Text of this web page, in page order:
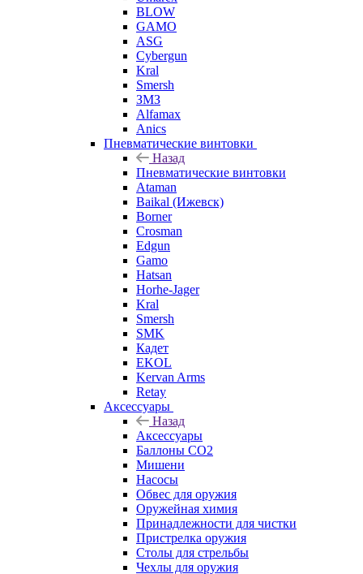
BLOW
GAMO
ASG
Cybergun
Kral
Smersh
ЗМЗ
Alfamax
Anics
Пневматические винтовки
Назад
Пневматические винтовки
Ataman
Baikal (Ижевск)
Borner
Crosman
Edgun
Gamo
Hatsan
Horhe-Jager
Kral
Smersh
SMK
Кадет
EKOL
Kervan Arms
Retay
Аксессуары
Назад
Аксессуары
Баллоны СО2
Мишени
Насосы
Обвес для оружия
Оружейная химия
Принадлежности для чистки
Пристрелка оружия
Столы для стрельбы
Чехлы для оружия